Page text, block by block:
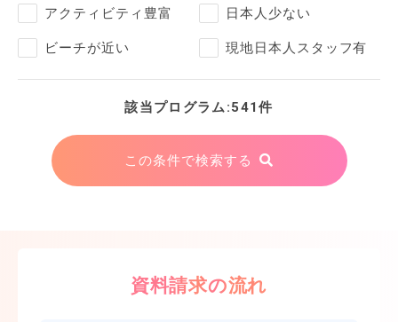
アクティビティ豊富 日本人少ない
ビーチが近い 現地日本人スタッフ有
該当プログラム:541件
この条件で検索する
資料請求の流れ